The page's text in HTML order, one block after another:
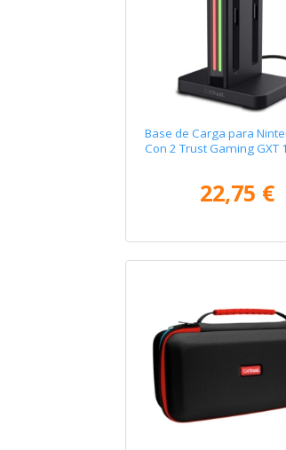
Base de Carga para
Con 2 Trust Gaming GXT
22,75 €